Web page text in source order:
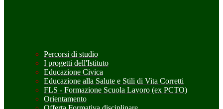
Percorsi di studio
I progetti dell'Istituto
Educazione Civica
Educazione alla Salute e Stili di Vita Corretti
FLS - Formazione Scuola Lavoro (ex PCTO)
Orientamento